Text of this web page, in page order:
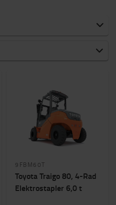
9FBM60T
Toyota Traigo 80, 4-Rad
Elektrostapler 6,0 t